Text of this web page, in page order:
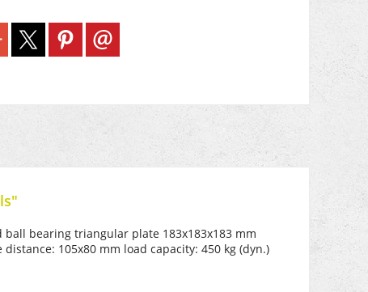
bearing triangular plate 183x183x183 mm
105x80 mm load capacity: 450 kg (dyn.)